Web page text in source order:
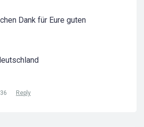
Dank für Eure guten
Reply